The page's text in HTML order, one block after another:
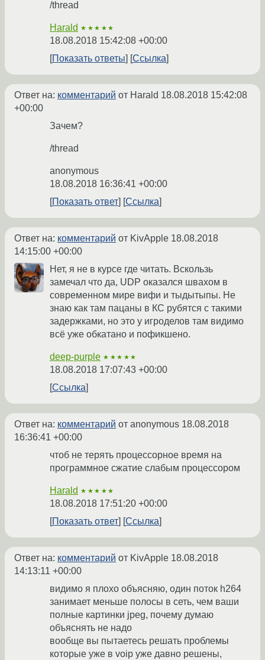
/thread
Harald ★★★★★
18.08.2018 15:42:08 +00:00
Показать ответы
Ссылка
Ответ на: комментарий от Harald 18.08.2018 15:42:08
+00:00
Зачем?
/thread
anonymous
18.08.2018 16:36:41 +00:00
Показать ответ
Ссылка
Ответ на: комментарий от KivApple 18.08.2018
14:15:00 +00:00
Нет, я не в курсе где читать. Вскользь
замечал что да, UDP оказался швахом в
современном мире вифи и тыдытыпы. Не
знаю как там пацаны в КС рубятся с такими
задержками, но это у игроделов там видимо
всё уже обкатано и пофикшено.
deep-purple ★★★★★
18.08.2018 17:07:43 +00:00
Ссылка
Ответ на: комментарий от anonymous 18.08.2018
16:36:41 +00:00
чтоб не терять процессорное время на
программное сжатие слабым процессором
Harald ★★★★★
18.08.2018 17:51:20 +00:00
Показать ответ
Ссылка
Ответ на: комментарий от KivApple 18.08.2018
14:13:11 +00:00
видимо я плохо объясняю, один поток h264
занимает меньше полосы в сеть, чем ваши
полные картинки jpeg, почему думаю
объяснять не надо
вообще вы пытаетесь решать проблемы
которые уже в voip уже давно решены,